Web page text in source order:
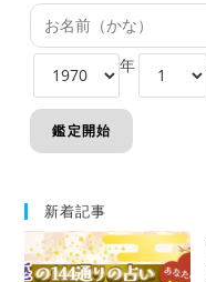
年
新着記事